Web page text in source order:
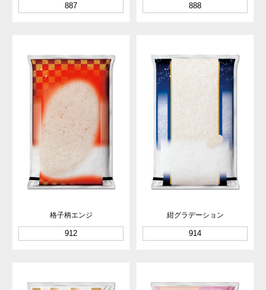
887 888
格子柄エンジ
912
紺グラデーション
914